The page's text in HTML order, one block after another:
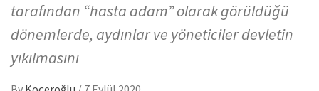
tarafından “hasta adam” olarak görüldüğü
dönemlerde, aydınlar ve yöneticiler devletin
yıkılmasını